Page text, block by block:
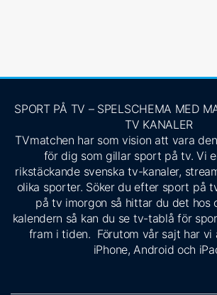
SPORT PÅ TV – SPELSCHEMA MED
TV KANALER
TVmatchen har som vision att vara
för dig som gillar sport på tv. Vi
rikstäckande svenska tv-kanaler,
olika sporter. Söker du efter sport på
på tv imorgon så hittar du det hos
kalendern så kan du se tv-tablå för
fram i tiden. Förutom vår sajt har vi
iPhone, Android och